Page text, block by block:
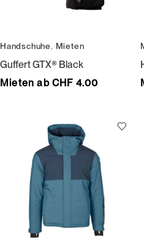
Handschuhe, Mieten
Guffert GTX® Black
Mieten ab CHF 4.00